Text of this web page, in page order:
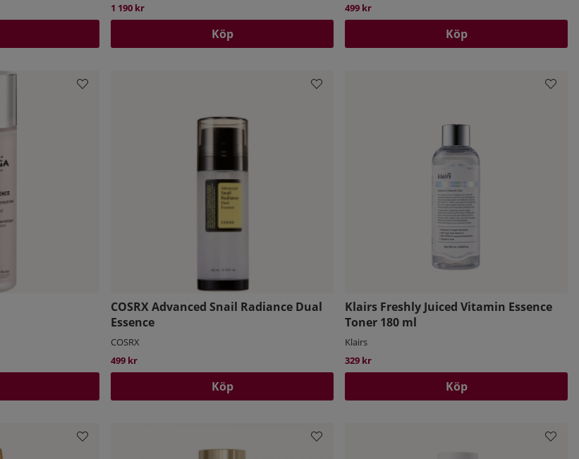
1 190 kr
Köp
499 kr
Köp
COSRX Advanced Snail Radiance Dual
Essence
COSRX
499 kr
Köp
Klairs Freshly Juiced Vitamin Essence
Toner 180 ml
Klairs
329 kr
Köp